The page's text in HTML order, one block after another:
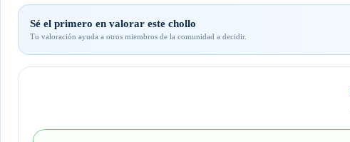
Sé el primero en valorar este chollo
Tu valoración ayuda a otros miembros de la comunidad a decidir.